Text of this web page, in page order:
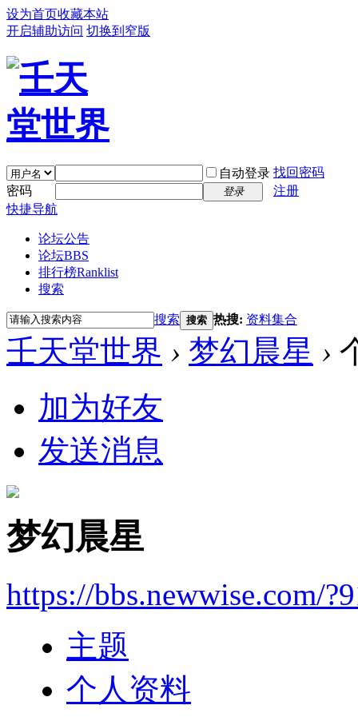
设为首页收藏本站
开启辅助访问 切换到窄版
自动登录 找回密码
密码
登录
注册
快捷导航
论坛公告
论坛BBS
排行榜Ranklist
搜索
搜索 搜索 热搜: 资料集合
壬天堂世界 › 梦幻晨星 ›
加为好友
发送消息
梦幻晨星
https://bbs.newwise.com/
主题
个人资料